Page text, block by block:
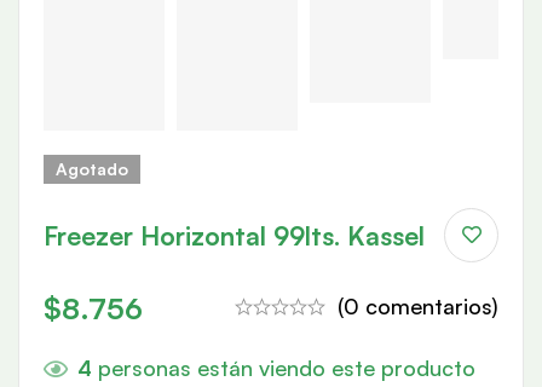
Agotado
Freezer Horizontal 99lts. Kassel
$8.756 (0 comentarios)
4 personas están viendo este producto